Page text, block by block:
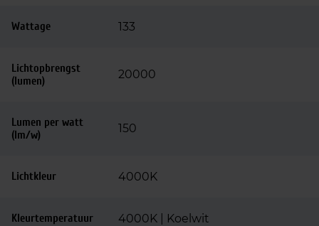
Wattage 133
Lichtopbrengst
(lumen)
20000
Lumen per watt
(lm/w)
150
Lichtkleur 4000K
Kleurtemperatuur 4000K | Koelwit